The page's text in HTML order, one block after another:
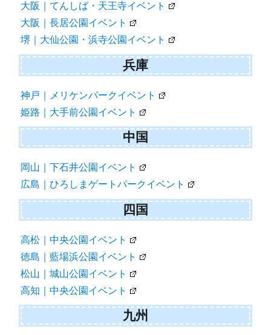
大阪｜てんしば・天王寺イベント
大阪｜長居公園イベント
堺｜大仙公園・浜寺公園イベント
兵庫
神戸｜メリケンパークイベント
姫路｜大手前公園イベント
中国
岡山｜下石井公園イベント
広島｜ひろしまゲートパークイベント
四国
高松｜中央公園イベント
徳島｜藍場浜公園イベント
松山｜城山公園イベント
高知｜中央公園イベント
九州